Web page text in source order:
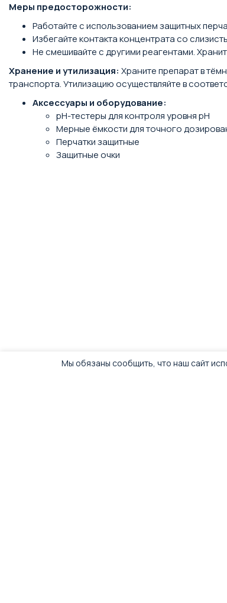
Меры предосторожности:
Работайте с использованием защитных
Избегайте контакта концентрата со
Не смешивайте с другими реагентами.
Хранение и утилизация: Храните препарат в
транспорта. Утилизацию осуществляйте в
Аксессуары и оборудование:
pH-тестеры для контроля уровня pH
Мерные ёмкости для точного
Перчатки защитные
Защитные очки
Мы обязаны сообщить, что наш сайт